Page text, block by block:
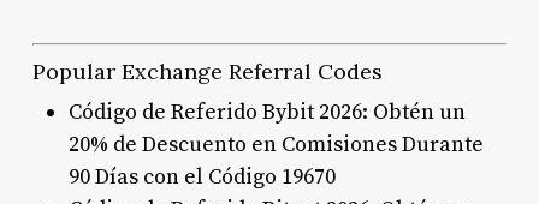
Popular Exchange Referral Codes
Código de Referido Bybit 2026: Obtén un
20% de Descuento en Comisiones Durante
90 Días con el Código 19670